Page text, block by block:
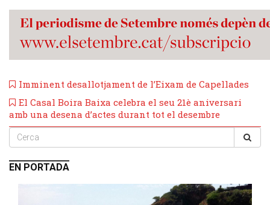
Imminent desallotjament de l’Eixam de Capellades
El Casal Boira Baixa celebra el seu 21è aniversari
amb una desena d’actes durant tot el desembre
EN PORTADA